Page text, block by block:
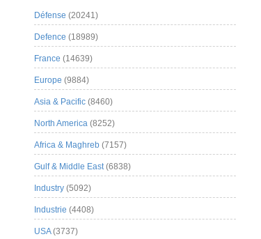
Défense (20241)
Defence (18989)
France (14639)
Europe (9884)
Asia & Pacific (8460)
North America (8252)
Africa & Maghreb (7157)
Gulf & Middle East(6838)
Industry (5092)
Industrie (4408)
USA(3737)